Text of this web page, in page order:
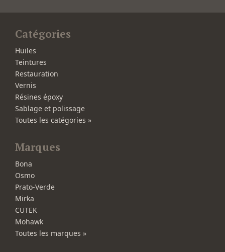
Catégories
Huiles
Teintures
Restauration
Vernis
Résines époxy
Sablage et polissage
Toutes les catégories »
Marques
Bona
Osmo
Prato-Verde
Mirka
CUTEK
Mohawk
Toutes les marques »